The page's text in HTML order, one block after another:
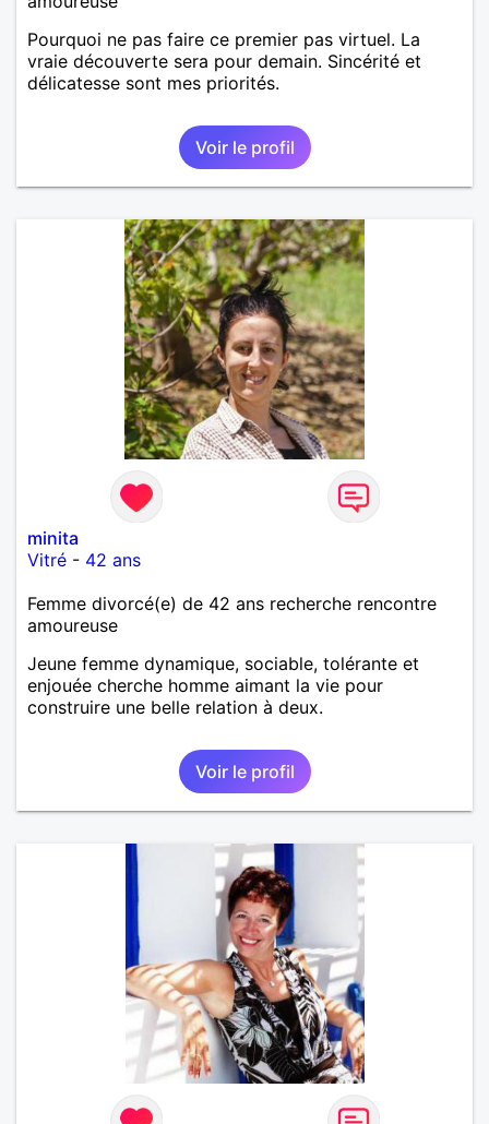
Pourquoi ne pas faire ce premier pas virtuel. La
vraie découverte sera pour demain. Sincérité et
délicatesse sont mes priorités.
Voir le profil
minita
Vitré - 42 ans
Femme divorcé(e) de 42 ans recherche rencontre
amoureuse
Jeune femme dynamique, sociable, tolérante et
enjouée cherche homme aimant la vie pour
construire une belle relation à deux.
Voir le profil